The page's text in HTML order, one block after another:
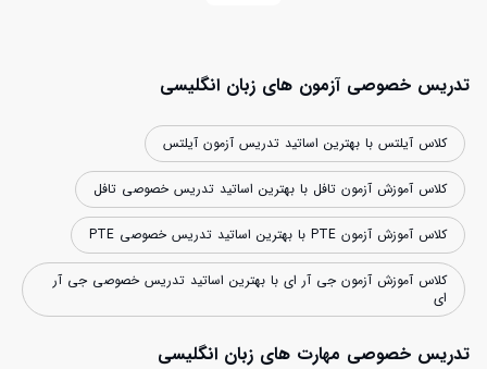
تدریس خصوصی آزمون های زبان انگلیسی
کلاس آیلتس با بهترین اساتید تدریس آزمون آیلتس
کلاس آموزش آزمون تافل با بهترین اساتید تدریس خصوصی تافل
کلاس آموزش آزمون PTE با بهترین اساتید تدریس خصوصی PTE
کلاس آموزش آزمون جی آر ای با بهترین اساتید تدریس خصوصی جی آر
ای
تدریس خصوصی مهارت های زبان انگلیسی